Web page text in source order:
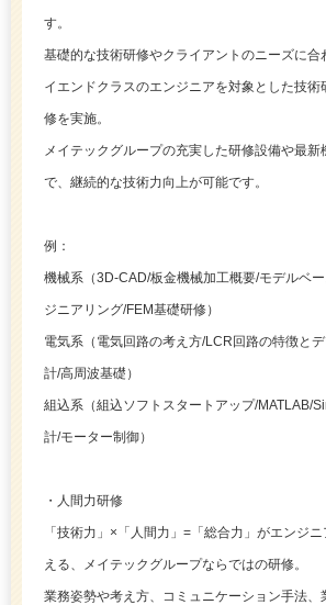
す。
基礎的な技術研修やクライアントのニーズに合
イエンドクラスのエンジニアを対象とした技術
修を実施。
メイテックグループの充実した研修設備や最新
で、継続的な技術力向上が可能です。
例：
機械系（3D-CAD/板金機械加工概要/モデルベ
ジニアリング/FEM基礎研修）
電気系（電気回路の考え方/LCR回路の特徴と
計/高周波基礎）
組込系（組込ソフトスタートアップ/MATLAB/
計/モーター制御）
・人間力研修
「技術力」×「人間力」=「総合力」がエンジ
える、メイテックグループならではの研修。
業務姿勢や考え方、コミュニケーション手法、